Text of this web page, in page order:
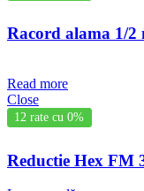
Racord alama 1/
Read more
Close
12 rate cu 0%
Reductie Hex FM